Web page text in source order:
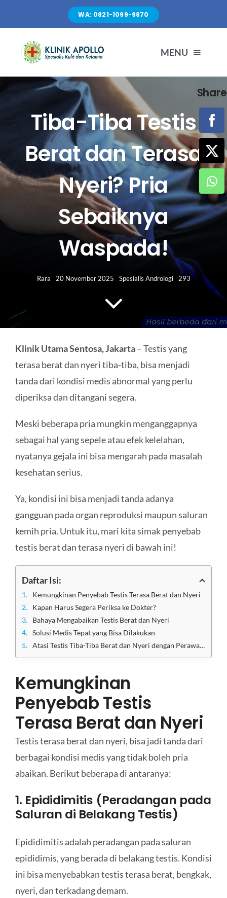
content
WA: 0821-1099-9870
MENU
TENTANG KAMI
LAYANAN
FASILITAS
ARTIKEL
HUBUNGI KAMI
Tiba-Tiba Testis
Berat dan Terasa
Nyeri? Pria
Sebaiknya
Waspada!
Rara 20 November 2025 Spesialis Andrologi 293
Klinik Utama Sentosa, Jakarta– Testis yang
terasa berat dan nyeri tiba-tiba, bisa menjadi
tanda dari kondisi medis abnormal yang perlu
diperiksa dan ditangani segera.
Meski beberapa pria mungkin menganggapnya
sebagai hal yang sepele atau efek kelelahan,
nyatanya gejala ini bisa mengarah pada masalah
kesehatan serius.
Ya, kondisi ini bisa menjadi tanda adanya
gangguan pada organ reproduksi maupun saluran
kemih pria. Untuk itu, mari kita simak penyebab
testis berat dan terasa nyeri di bawah ini!
Daftar Isi:
Kemungkinan Penyebab Testis Terasa Berat dan Nyeri
Kapan Harus Segera Periksa ke Dokter?
Bahaya Mengabaikan Testis Berat dan Nyeri
Solusi Medis Tepat yang Bisa Dilakukan
Atasi Testis Tiba-Tiba Berat dan Nyeri dengan Perawatan di Klinik Utama Sentosa
Kemungkinan
Penyebab Testis
Terasa Berat dan Nyeri
Testis terasa berat dan nyeri, bisa jadi tanda dari
berbagai kondisi medis yang tidak boleh pria
abaikan. Berikut beberapa di antaranya:
1. Epididimitis (Peradangan pada
Saluran di Belakang Testis)
Epididimitis adalah peradangan pada saluran
epididimis, yang berada di belakang testis. Kondisi
ini bisa menyebabkan testis terasa berat, bengkak,
nyeri, dan terkadang demam.
Share